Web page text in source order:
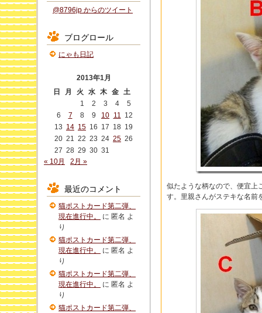
似たような柄なので、便宜上
す。里親さんがステキな名前
@8796jp からのツイート
ブログロール
にゃも日記
2013年1月
日
月 火 水 木 金 土
1
2 3 4
5
6
7 8 9 10 11 12
13 14 15 16 17 18 19
20 21 22 23 24 25 26
27 28 29 30 31
« 10月
2月 »
最近のコメント
猫ポストカード第二弾、
現在進行中。
に 匿名 よ
り
猫ポストカード第二弾、
現在進行中。
に 匿名 よ
り
猫ポストカード第二弾、
現在進行中。
に 匿名 よ
り
猫ポストカード第二弾、